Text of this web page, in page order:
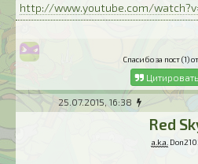
http://www.youtube.com/
Спасибо за пост (1)
Цитировать
25.07.2015, 16:38
Red
a.k.a.